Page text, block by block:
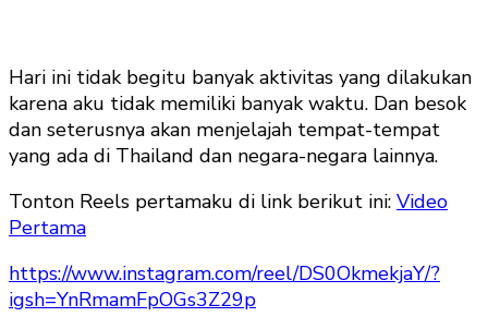
Hari ini tidak begitu banyak aktivitas yang dilakukan
karena aku tidak memiliki banyak waktu. Dan besok
dan seterusnya akan menjelajah tempat-tempat
yang ada di Thailand dan negara-negara lainnya.
Tonton Reels pertamaku di link berikut ini: Video
Pertama
https://www.instagram.com/reel/DS0OkmekjaY/?
igsh=YnRmamFpOGs3Z29p